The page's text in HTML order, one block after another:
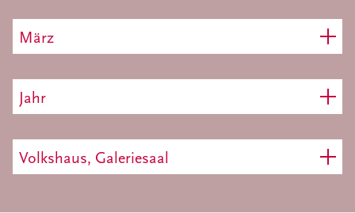
März
Jahr
Volkshaus, Galeriesaal